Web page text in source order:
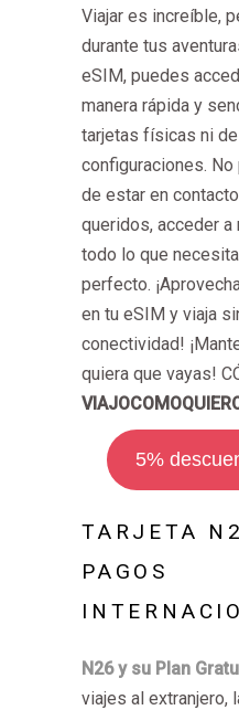
Viajar es increíble,
durante tus
eSIM, puedes
manera rápida y
tarjetas físicas ni
configuraciones.
de estar en
queridos, acceder
todo lo que
perfecto.
en tu eSIM y viaja
conectividad!
quiera que vayas!
5%
TARJETA
PAGOS
N26 y su Plan
viajes al extranjero,